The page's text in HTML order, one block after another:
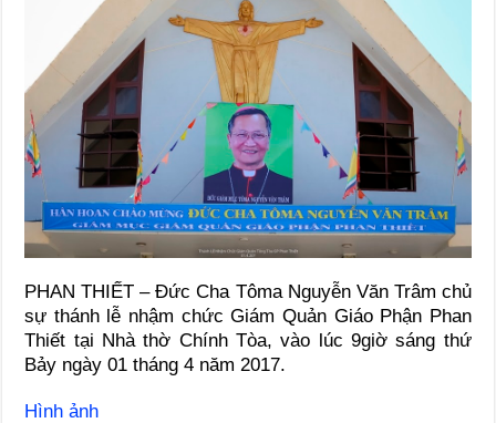
PHAN THIẾT – Đức Cha Tôma Nguyễn Văn Trâm chủ
sự thánh lễ nhậm chức Giám Quản Giáo Phận Phan
Thiết tại Nhà thờ Chính Tòa, vào lúc 9giờ sáng thứ
Bảy ngày 01 tháng 4 năm 2017.
Hình ảnh